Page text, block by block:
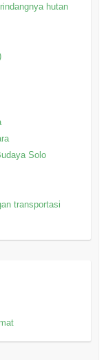
hutan
Solo
transportasi